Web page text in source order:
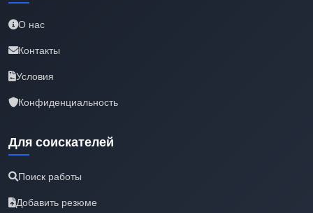
О нас
Контакты
Условия
Конфиденциальность
Для соискателей
Поиск работы
Добавить резюме